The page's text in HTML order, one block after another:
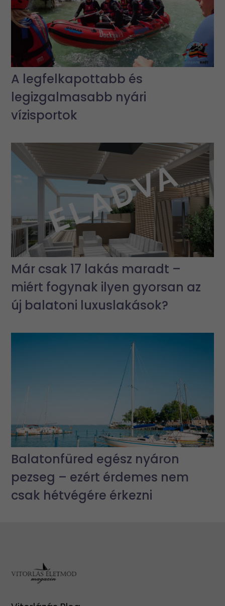
A legfelkapottabb és
legizgalmasabb nyári
vízisportok
Már csak 17 lakás maradt –
miért fogynak ilyen gyorsan az
új balatoni luxuslakások?
Balatonfüred egész nyáron
pezseg – ezért érdemes nem
csak hétvégére érkezni